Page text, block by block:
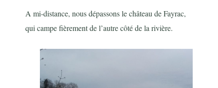
A mi-distance, nous dépassons le château de Fayrac,
qui campe fièrement de l’autre côté de la rivière.